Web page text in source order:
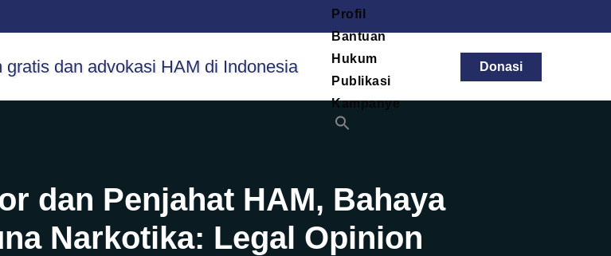
Profil
Bantuan
Hukum
Publikasi
Kampanye
Donasi
dan Penjahat HAM, Bahaya
Narkotika: Legal Opinion